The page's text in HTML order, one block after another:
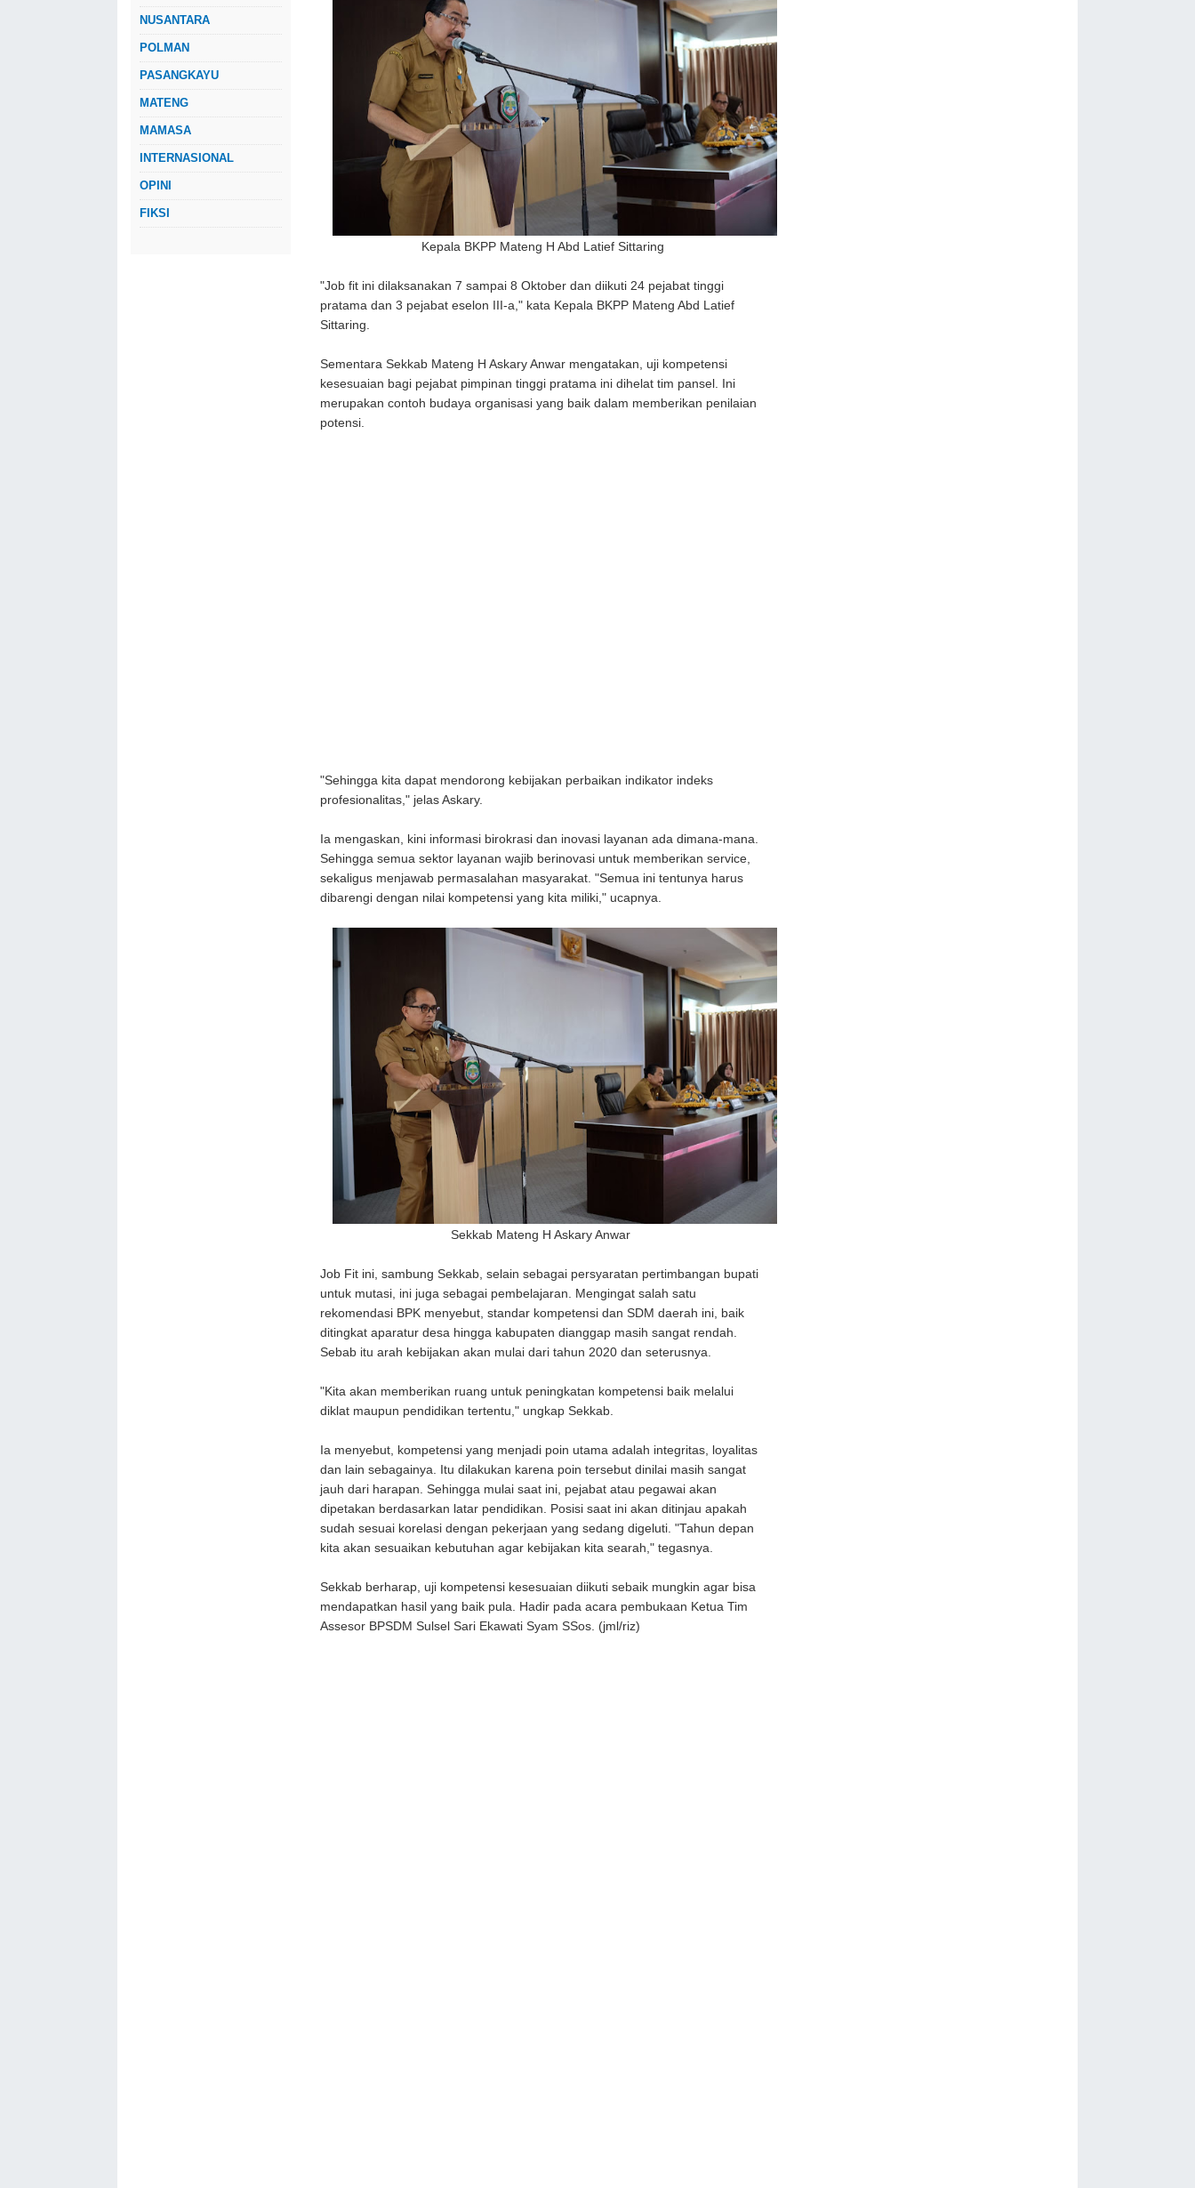
NUSANTARA
POLMAN
PASANGKAYU
MATENG
MAMASA
INTERNASIONAL
OPINI
FIKSI
Kepala BKPP Mateng H Abd Latief Sittaring
"Job fit ini dilaksanakan 7 sampai 8 Oktober dan diikuti 24 pejabat tinggi
pratama dan 3 pejabat eselon III-a," kata Kepala BKPP Mateng Abd Latief
Sittaring.
Sementara Sekkab Mateng H Askary Anwar mengatakan, uji kompetensi
kesesuaian bagi pejabat pimpinan tinggi pratama ini dihelat tim pansel. Ini
merupakan contoh budaya organisasi yang baik dalam memberikan penilaian
potensi.
"Sehingga kita dapat mendorong kebijakan perbaikan indikator indeks
profesionalitas," jelas Askary.
Ia mengaskan, kini informasi birokrasi dan inovasi layanan ada dimana-mana.
Sehingga semua sektor layanan wajib berinovasi untuk memberikan service,
sekaligus menjawab permasalahan masyarakat. "Semua ini tentunya harus
dibarengi dengan nilai kompetensi yang kita miliki," ucapnya.
Sekkab Mateng H Askary Anwar
Job Fit ini, sambung Sekkab, selain sebagai persyaratan pertimbangan bupati
untuk mutasi, ini juga sebagai pembelajaran. Mengingat salah satu
rekomendasi BPK menyebut, standar kompetensi dan SDM daerah ini, baik
ditingkat aparatur desa hingga kabupaten dianggap masih sangat rendah.
Sebab itu arah kebijakan akan mulai dari tahun 2020 dan seterusnya.
"Kita akan memberikan ruang untuk peningkatan kompetensi baik melalui
diklat maupun pendidikan tertentu," ungkap Sekkab.
Ia menyebut, kompetensi yang menjadi poin utama adalah integritas, loyalitas
dan lain sebagainya. Itu dilakukan karena poin tersebut dinilai masih sangat
jauh dari harapan. Sehingga mulai saat ini, pejabat atau pegawai akan
dipetakan berdasarkan latar pendidikan. Posisi saat ini akan ditinjau apakah
sudah sesuai korelasi dengan pekerjaan yang sedang digeluti. "Tahun depan
kita akan sesuaikan kebutuhan agar kebijakan kita searah," tegasnya.
Sekkab berharap, uji kompetensi kesesuaian diikuti sebaik mungkin agar bisa
mendapatkan hasil yang baik pula. Hadir pada acara pembukaan Ketua Tim
Assesor BPSDM Sulsel Sari Ekawati Syam SSos. (jml/riz)